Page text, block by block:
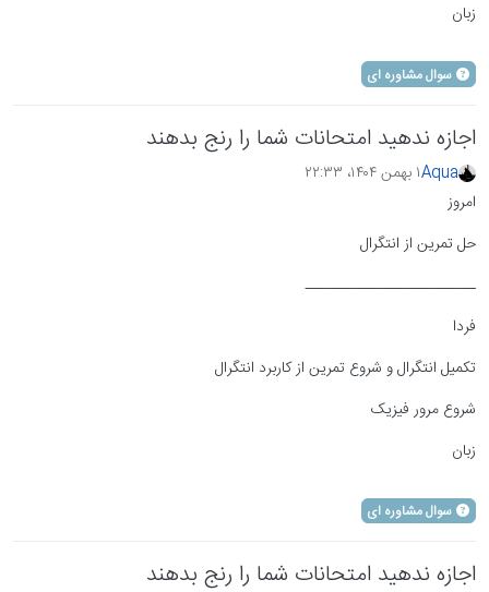
زبان
سوال مشاوره ای
اجازه ندهید امتحانات شما را رنج بدهند
Aqua۱ بهمن ۱۴۰۴،‏ ۲۲:۳۳
امروز
حل تمرین از انتگرال
ــــــــــــــــــــــــــ
فردا
تکمیل انتگرال و شروع تمرین از کاربرد انتگرال
شروع مرور فیزیک
زبان
سوال مشاوره ای
اجازه ندهید امتحانات شما را رنج بدهند